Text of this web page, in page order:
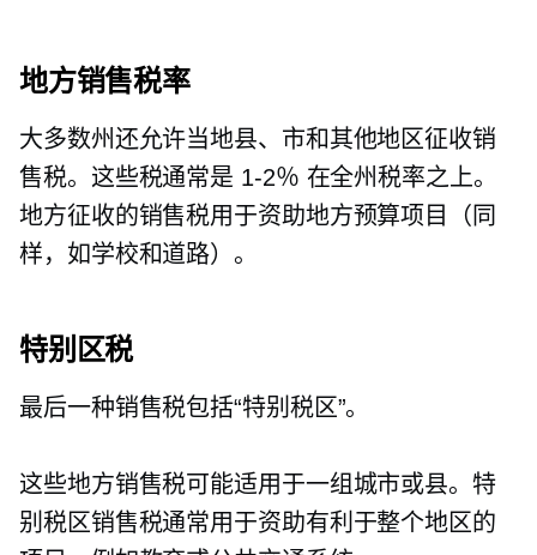
地方销售税率
大多数州还允许当地县、市和其他地区征收销
售税。这些税通常是 1-2％ 在全州税率之上。
地方征收的销售税用于资助地方预算项目（同
样，如学校和道路）。
特别区税
最后一种销售税包括“特别税区”。
这些地方销售税可能适用于一组城市或县。特
别税区销售税通常用于资助有利于整个地区的